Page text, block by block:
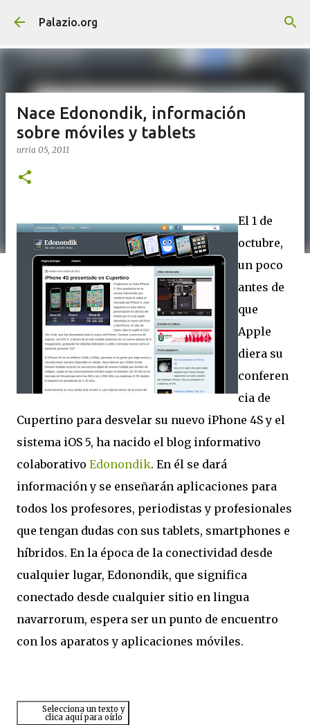
Saltatu eta joan eduki nagusira
Palazio.org
Nace Edonondik, información
sobre móviles y tablets
urria 05, 2011
El 1 de
octubre,
un poco
antes de
que
Apple
diera su
conferen
cia de
Cupertino para desvelar su nuevo iPhone 4S y el
sistema iOS 5, ha nacido el blog informativo
colaborativo Edonondik. En él se dará
información y se enseñarán aplicaciones para
todos los profesores, periodistas y profesionales
que tengan dudas con sus tablets, smartphones e
híbridos. En la época de la conectividad desde
cualquier lugar, Edonondik, que significa
conectado desde cualquier sitio en lingua
navarrorum, espera ser un punto de encuentro
con los aparatos y aplicaciones móviles.
Selecciona un texto y
clica aquí para oírlo